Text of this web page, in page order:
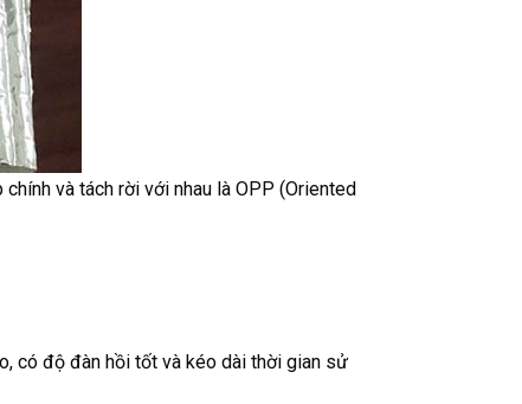
và tách rời với nhau là OPP (Oriented
có độ đàn hồi tốt và kéo dài thời gian sử